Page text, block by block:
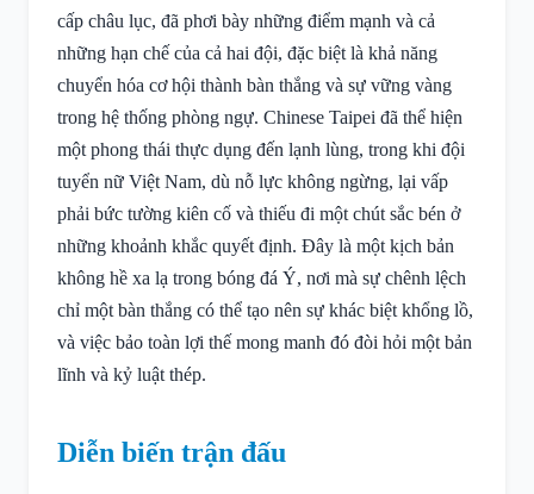
cấp châu lục, đã phơi bày những điểm mạnh và cả
những hạn chế của cả hai đội, đặc biệt là khả năng
chuyển hóa cơ hội thành bàn thắng và sự vững vàng
trong hệ thống phòng ngự. Chinese Taipei đã thể hiện
một phong thái thực dụng đến lạnh lùng, trong khi đội
tuyển nữ Việt Nam, dù nỗ lực không ngừng, lại vấp
phải bức tường kiên cố và thiếu đi một chút sắc bén ở
những khoảnh khắc quyết định. Đây là một kịch bản
không hề xa lạ trong bóng đá Ý, nơi mà sự chênh lệch
chỉ một bàn thắng có thể tạo nên sự khác biệt khổng lồ,
và việc bảo toàn lợi thế mong manh đó đòi hỏi một bản
lĩnh và kỷ luật thép.
Diễn biến trận đấu